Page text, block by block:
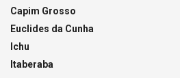
Capim Grosso
Euclides da Cunha
Ichu
Itaberaba